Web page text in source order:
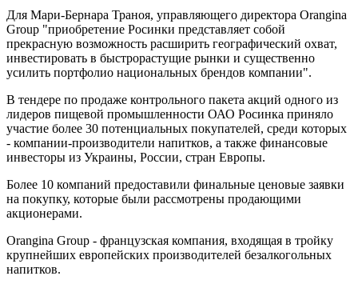
Для Мари-Бернара Траноя, управляющего директора Orangina
Group "приобретение Росинки представляет собой
прекрасную возможность расширить географический охват,
инвестировать в быстрорастущие рынки и существенно
усилить портфолио национальных брендов компании".
В тендере по продаже контрольного пакета акций одного из
лидеров пищевой промышленности ОАО Росинка приняло
участие более 30 потенциальных покупателей, среди которых
- компании-производители напитков, а также финансовые
инвесторы из Украины, России, стран Европы.
Более 10 компаний предоставили финальные ценовые заявки
на покупку, которые были рассмотрены продающими
акционерами.
Orangina Group - французская компания, входящая в тройку
крупнейших европейских производителей безалкогольных
напитков.